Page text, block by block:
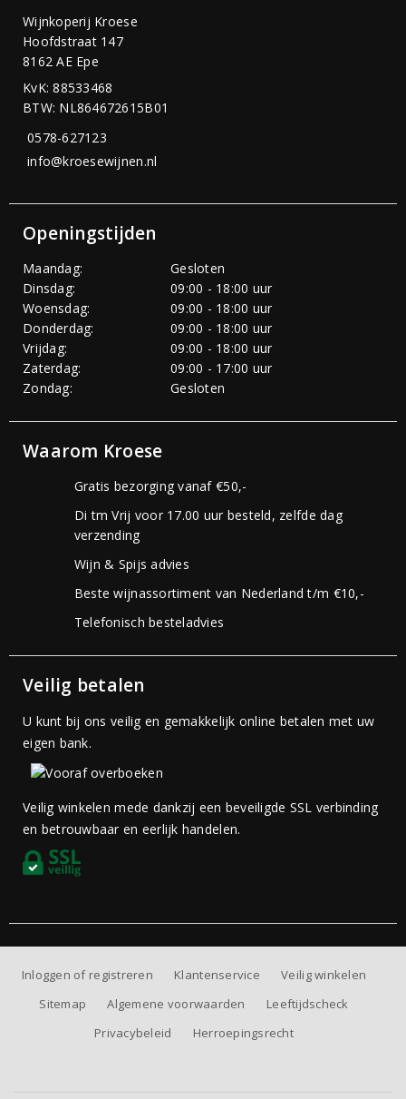
Wijnkoperij Kroese
Hoofdstraat 147
8162 AE Epe
KvK: 88533468
BTW: NL864672615B01
0578-627123
info@kroesewijnen.nl
Openingstijden
Maandag:
Gesloten
Dinsdag:
09:00 - 18:00 uur
Woensdag:
09:00 - 18:00 uur
Donderdag:
09:00 - 18:00 uur
Vrijdag:
09:00 - 18:00 uur
Zaterdag:
09:00 - 17:00 uur
Zondag:
Gesloten
Waarom Kroese
Gratis bezorging vanaf €50,-
Di tm Vrij voor 17.00 uur besteld, zelfde dag
verzending
Wijn & Spijs advies
Beste wijnassortiment van Nederland t/m €10,-
Telefonisch besteladvies
Veilig betalen
U kunt bij ons veilig en gemakkelijk online betalen met uw
eigen bank.
Veilig winkelen mede dankzij een beveiligde SSL verbinding
en betrouwbaar en eerlijk handelen.
Inloggen of registreren Klantenservice
Veilig winkelen
Sitemap
Algemene voorwaarden
Leeftijdscheck
Privacybeleid
Herroepingsrecht